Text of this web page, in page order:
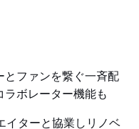
とファンを繋ぐ一斉配
ボレーター機能も
イターと協業しリノベ